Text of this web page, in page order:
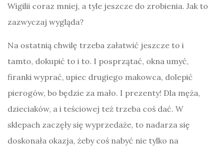
Wigilii coraz mniej, a tyle jeszcze do zrobienia. Jak to
zazwyczaj wygląda?
Na ostatnią chwilę trzeba załatwić jeszcze to i
tamto, dokupić to i to. I posprzątać, okna umyć,
firanki wyprać, upiec drugiego makowca, dolepić
pierogów, bo będzie za mało. I prezenty! Dla męża,
dzieciaków, a i teściowej też trzeba coś dać. W
sklepach zaczęły się wyprzedaże, to nadarza się
doskonała okazja, żeby coś nabyć nie tylko na